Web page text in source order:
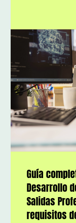
Guía
Desarrollo
Salidas
requisitos